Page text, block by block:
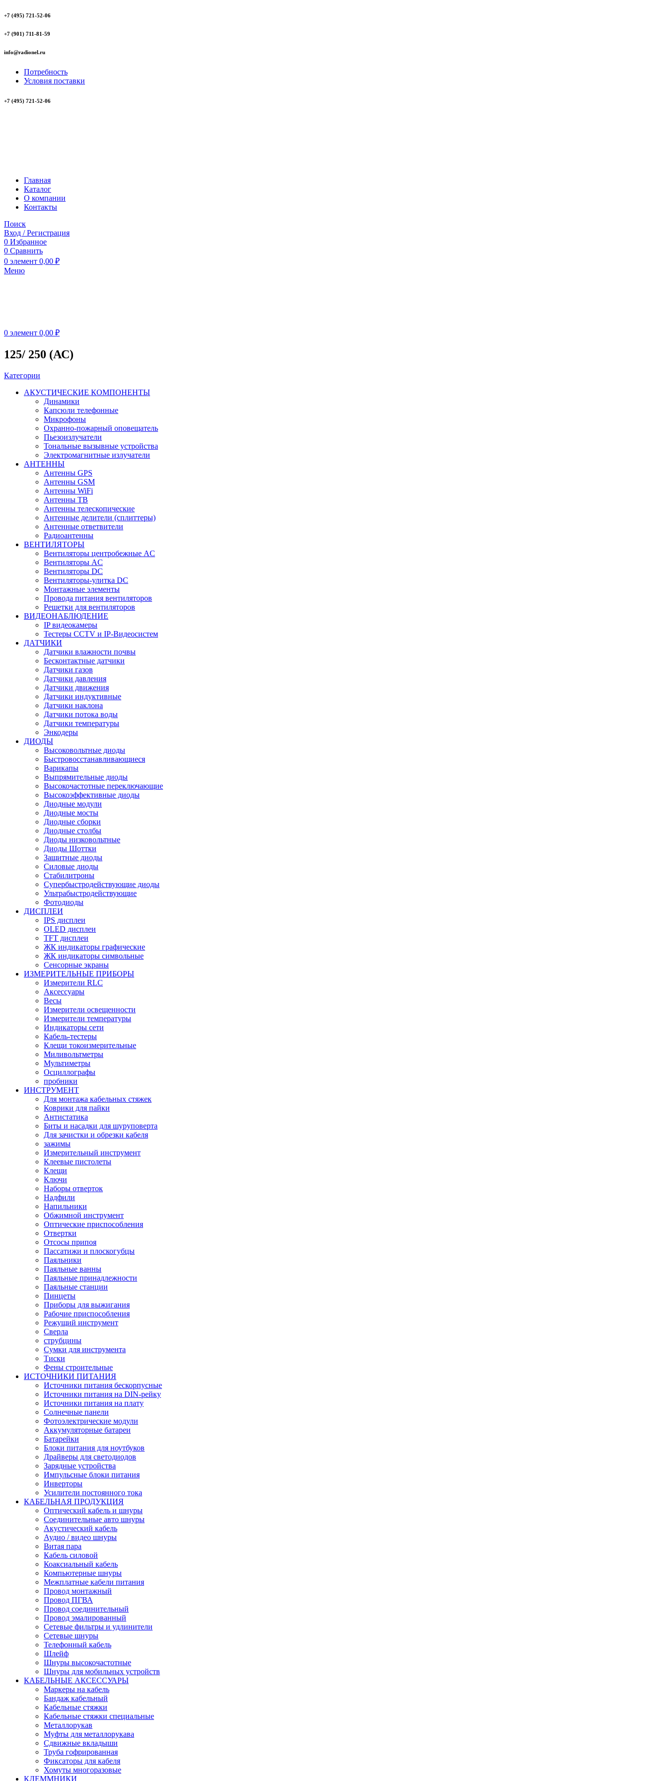
+7 (495) 721-52-06
+7 (901) 711-81-59
info@radionel.ru
Потребность
Условия поставки
+7 (495) 721-52-06
Главная
Каталог
О компании
Контакты
Поиск
Вход / Регистрация
0 Избранное
0 Сравнить
0 элемент 0,00 ₽
Меню
0 элемент 0,00 ₽
125/ 250 (АС)
Категории
АКУСТИЧЕСКИЕ КОМПОНЕНТЫ
Динамики
Капсюли телефонные
Микрофоны
Охранно-пожарный оповещатель
Пьезоизлучатели
Тональные вызывные устройства
Электромагнитные излучатели
АНТЕННЫ
Антенны GPS
Антенны GSM
Антенны WiFi
Антенны ТВ
Антенны телескопические
Антенные делители (сплиттеры)
Антенные ответвители
Радиоантенны
ВЕНТИЛЯТОРЫ
Вентиляторы центробежные AC
Вентиляторы AC
Вентиляторы DC
Вентиляторы-улитка DC
Монтажные элементы
Провода питания вентиляторов
Решетки для вентиляторов
ВИДЕОНАБЛЮДЕНИЕ
IP видеокамеры
Тестеры CCTV и IP-Видеосистем
ДАТЧИКИ
Датчики влажности почвы
Бесконтактные датчики
Датчики газов
Датчики давления
Датчики движения
Датчики индуктивные
Датчики наклона
Датчики потока воды
Датчики температуры
Энкодеры
ДИОДЫ
Высоковольтные диоды
Быстровосстанавливающиеся
Варикапы
Выпрямительные диоды
Высокочастотные переключающие
Высокоэффективные диоды
Диодные модули
Диодные мосты
Диодные сборки
Диодные столбы
Диоды низковольтные
Диоды Шоттки
Защитные диоды
Силовые диоды
Стабилитроны
Супербыстродействующие диоды
Ультрабыстродействующие
Фотодиоды
ДИСПЛЕИ
IPS дисплеи
OLED дисплеи
TFT дисплеи
ЖК индикаторы графические
ЖК индикаторы символьные
Сенсорные экраны
ИЗМЕРИТЕЛЬНЫЕ ПРИБОРЫ
Измерители RLC
Аксессуары
Весы
Измерители освещенности
Измерители температуры
Индикаторы сети
Кабель-тестеры
Клещи токоизмерительные
Миливольтметры
Мультиметры
Осциллографы
пробники
ИНСТРУМЕНТ
Для монтажа кабельных стяжек
Коврики для пайки
Антистатика
Биты и насадки для шуруповерта
Для зачистки и обрезки кабеля
зажимы
Измерительный инструмент
Клеевые пистолеты
Клещи
Ключи
Наборы отверток
Надфили
Напильники
Обжимной инструмент
Оптические приспособления
Отвертки
Отсосы припоя
Пассатижи и плоскогубцы
Паяльники
Паяльные ванны
Паяльные принадлежности
Паяльные станции
Пинцеты
Приборы для выжигания
Рабочие приспособления
Режущий инструмент
Сверла
струбцины
Сумки для инструмента
Тиски
Фены строительные
ИСТОЧНИКИ ПИТАНИЯ
Источники питания бескорпусные
Источники питания на DIN-рейку
Источники питания на плату
Солнечные панели
Фотоэлектрические модули
Аккумуляторные батареи
Батарейки
Блоки питания для ноутбуков
Драйверы для светодиодов
Зарядные устройства
Импульсные блоки питания
Инверторы
Усилители постоянного тока
КАБЕЛЬНАЯ ПРОДУКЦИЯ
Оптический кабель и шнуры
Соединительные авто шнуры
Акустический кабель
Аудио / видео шнуры
Витая пара
Кабель силовой
Коаксиальный кабель
Компьютерные шнуры
Межплатные кабели питания
Провод монтажный
Провод ПГВА
Провод соединительный
Провод эмалированный
Сетевые фильтры и удлинители
Сетевые шнуры
Телефонный кабель
Шлейф
Шнуры высокочастотные
Шнуры для мобильных устройств
КАБЕЛЬНЫЕ АКСЕССУАРЫ
Маркеры на кабель
Бандаж кабельный
Кабельные стяжки
Кабельные стяжки специальные
Металлорукав
Муфты для металлорукава
Сдвижные вкладыши
Труба гофрированная
Фиксаторы для кабеля
Хомуты многоразовые
КЛЕММНИКИ